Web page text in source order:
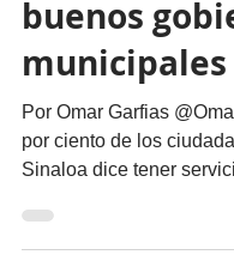
14 nov 2023
4 min
Opinión
Propuestas
buenos
municipales
Por Omar Garfias